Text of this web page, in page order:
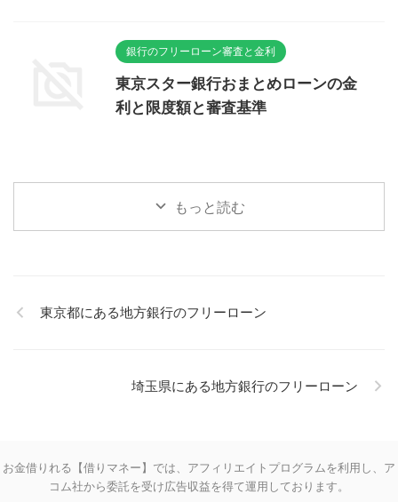
銀行のフリーローン審査と金利
東京スター銀行おまとめローンの金
利と限度額と審査基準
もっと読む
東京都にある地方銀行のフリーローン
埼玉県にある地方銀行のフリーローン
お金借りれる【借りマネー】では、アフィリエイトプログラムを利用し、ア
コム社から委託を受け広告収益を得て運用しております。